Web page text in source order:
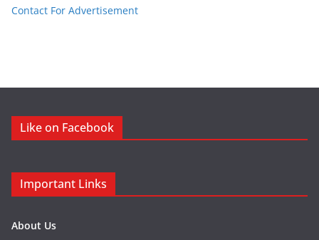
Contact For Advertisement
Like on Facebook
Important Links
About Us